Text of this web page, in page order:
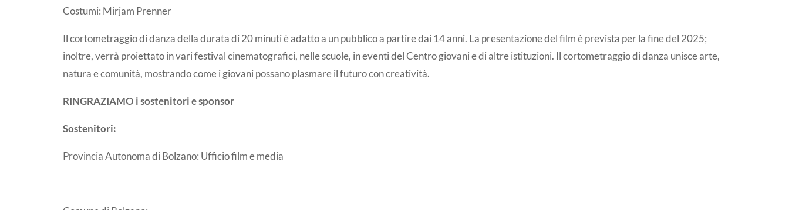
Costumi: Mirjam Prenner
Il cortometraggio di danza della durata di 20 minuti è adatto a un pubblico a partire dai 14 anni. La presentazione del film è prevista per la fine del 2025;
inoltre, verrà proiettato in vari festival cinematografici, nelle scuole, in eventi del Centro giovani e di altre istituzioni. Il cortometraggio di danza unisce arte,
natura e comunità, mostrando come i giovani possano plasmare il futuro con creatività.
RINGRAZIAMO i sostenitori e sponsor
Sostenitori:
Provincia Autonoma di Bolzano: Ufficio film e media